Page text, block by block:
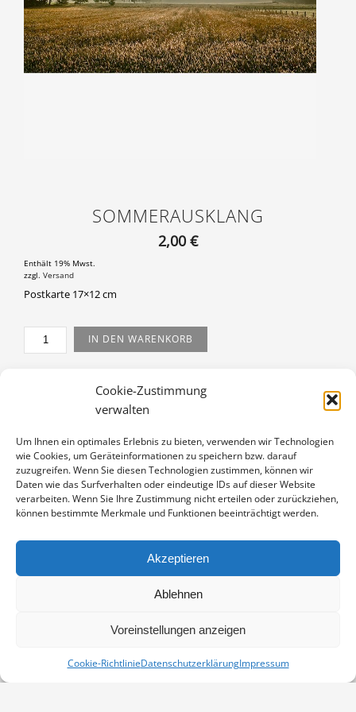
Cookie-Zustimmung
verwalten
Um Ihnen ein optimales Erlebnis zu bieten, verwenden wir Technologien
wie Cookies, um Geräteinformationen zu speichern bzw. darauf
zuzugreifen. Wenn Sie diesen Technologien zustimmen, können wir
Daten wie das Surfverhalten oder eindeutige IDs auf dieser Website
verarbeiten. Wenn Sie Ihre Zustimmung nicht erteilen oder zurückziehen,
können bestimmte Merkmale und Funktionen beeinträchtigt werden.
Akzeptieren
Ablehnen
Voreinstellungen anzeigen
Cookie-RichtlinieDatenschutzerklärungImpressum
SOMMERAUSKLANG
2,00 €
Enthält 19% Mwst.
zzgl. Versand
Postkarte 17×12 cm
SOMMERAUSKLANGIN DEN WARENKORB
Postkarten 17x12
BESCHREIBUNG
Postkarte im Format 17×12 cm, mit vollformatigem
350g/m² – ein sehr raues Feinstpapier mit einer
bebesonders wertigen Haptik und edel-matter
Bildwirkung.